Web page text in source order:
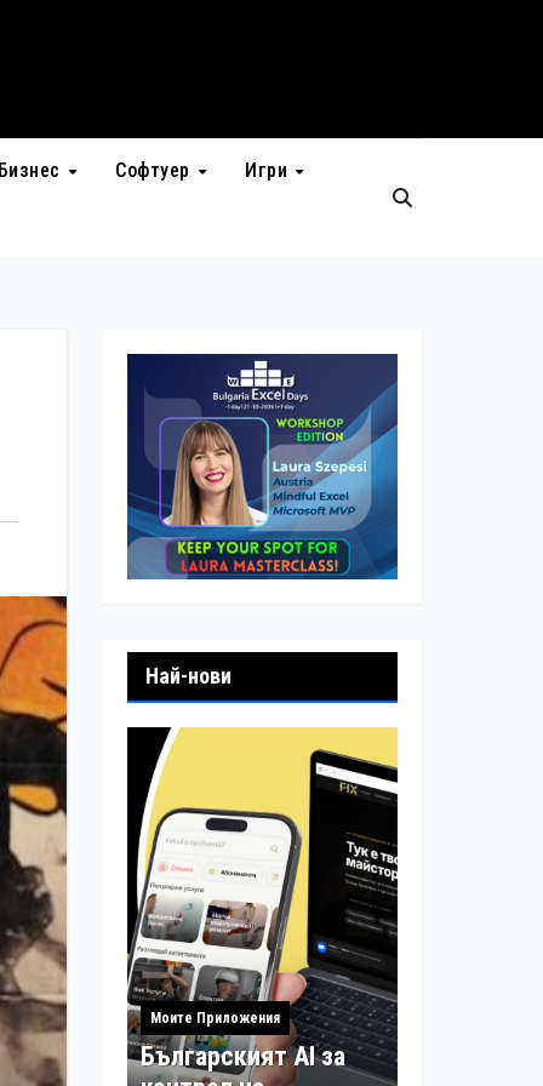
Бизнес Софтуер Игри
Най-нови
Моите Приложения
Българският AI за